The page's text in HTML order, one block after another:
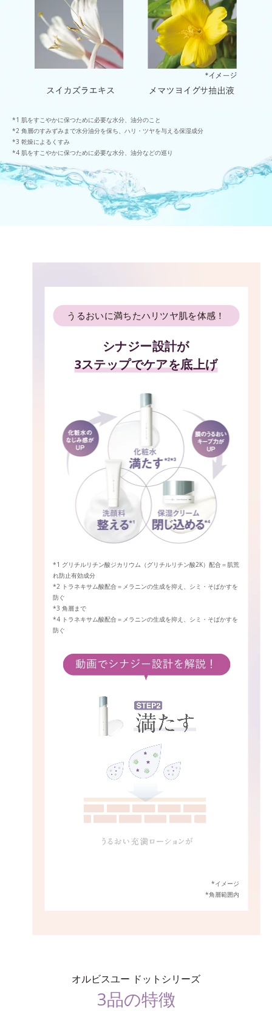
肌をすこやかに保つために必要な水分、油分のこと
角層のすみずみまで水分油分を保ち、ハリ・ツヤを与える保湿成分
乾燥によるくすみ
肌をすこやかに保つために必要な水分、油分などの巡り
うるおいに満ちたハリツヤ肌を体感！
シナジー設計が
3ステップでケアを底上げ
*1 グリチルリチン酸ジカリウム（グリチルリチン酸2K）配合＝肌荒
れ防止有効成分
*2 トラネキサム酸配合＝メラニンの生成を抑え、シミ・そばかすを
防ぐ
*3 角層まで
*4 トラネキサム酸配合＝メラニンの生成を抑え、シミ・そばかすを
防ぐ
*イメージ
*角層範囲内
オルビスユー ドットシリーズ
3品の特徴